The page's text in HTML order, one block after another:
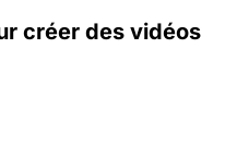
créer des vidéos